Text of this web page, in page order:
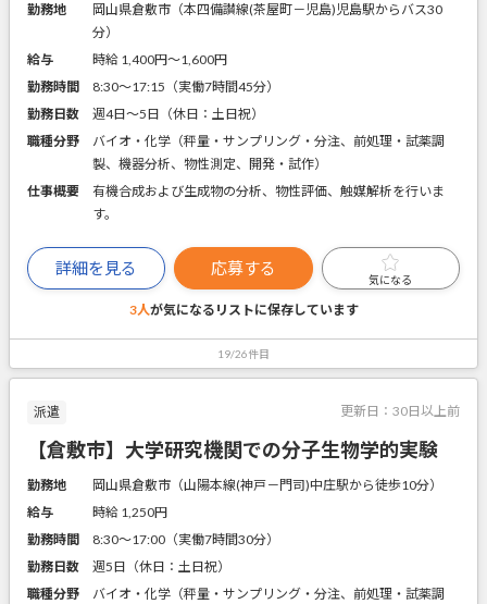
勤務地
岡山県倉敷市（本四備讃線(茶屋町－児島)児島駅からバス30
分）
給与
時給 1,400円〜1,600円
勤務時間
8:30～17:15（実働7時間45分）
勤務日数
週4日～5日（休日：土日祝）
職種分野
バイオ・化学（秤量・サンプリング・分注、前処理・試薬調
製、機器分析、物性測定、開発・試作）
仕事概要
有機合成および生成物の分析、物性評価、触媒解析を行いま
す。
詳細を見る 応募する
気になる
3人が気になるリストに保存しています
19/26件目
派遣 更新日： 30日以上前
【倉敷市】大学研究機関での分子生物学的実験
勤務地
岡山県倉敷市（山陽本線(神戸－門司)中庄駅から徒歩10分）
給与
時給 1,250円
勤務時間
8:30～17:00（実働7時間30分）
勤務日数
週5日（休日：土日祝）
職種分野
バイオ・化学（秤量・サンプリング・分注、前処理・試薬調